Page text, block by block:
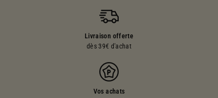
Livraison offerte
dès 39€ d'achat
Vos achats